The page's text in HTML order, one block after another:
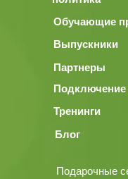
Подарочные
Обучающие
Выпускники
Подключение
Тренинги
Блог
Партнеры